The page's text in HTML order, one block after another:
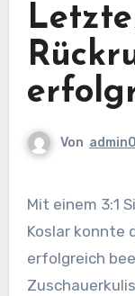
Von
Mit einem 3:1 Sieg beim B-Ligisten Viktoria
Koslar konnte
erfolgreich